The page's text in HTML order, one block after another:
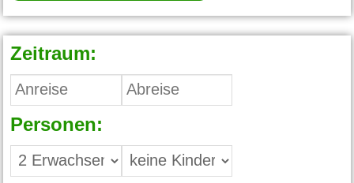
Zeitraum:
Personen: